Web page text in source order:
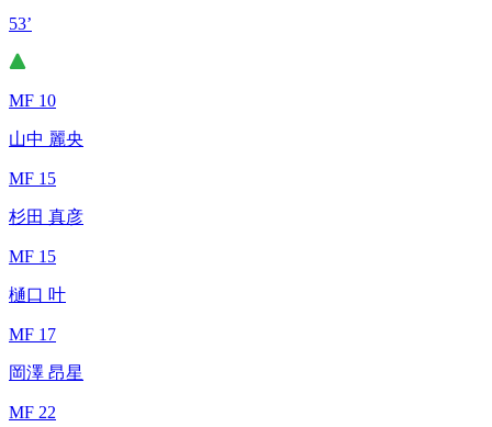
53’
MF 10
山中 麗央
MF 15
杉田 真彦
MF 15
樋口 叶
MF 17
岡澤 昂星
MF 22